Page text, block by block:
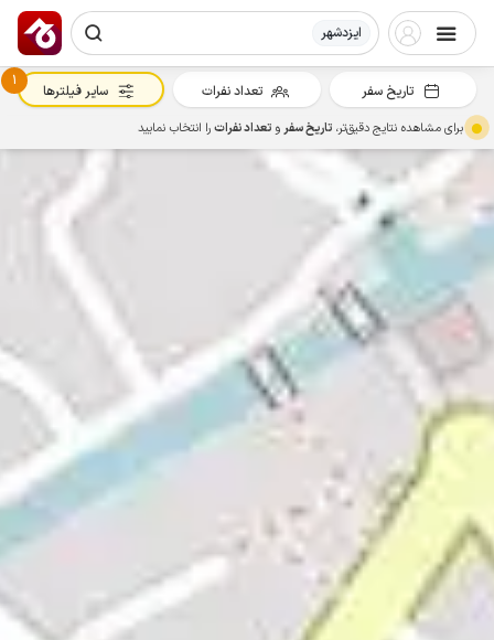
ایزدشهر
تاریخ سفر تعداد نفرات
1
سایر فیلترها
برای مشاهده نتایج دقیق‌تر، تاریخ سفرو تعداد نفراترا انتخاب نمایید